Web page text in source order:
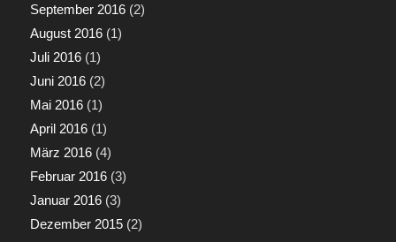
September 2016(2)
August 2016(1)
Juli 2016(1)
Juni 2016(2)
Mai 2016(1)
April 2016(1)
März 2016(4)
Februar 2016(3)
Januar 2016(3)
Dezember 2015(2)